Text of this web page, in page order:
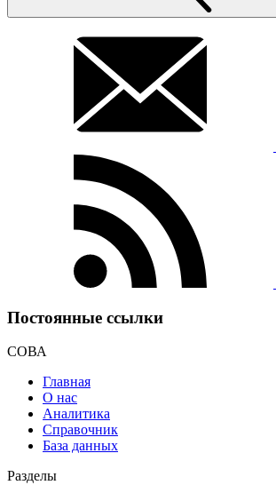
Постоянные ссылки
СОВА
Главная
О нас
Аналитика
Справочник
База данных
Разделы